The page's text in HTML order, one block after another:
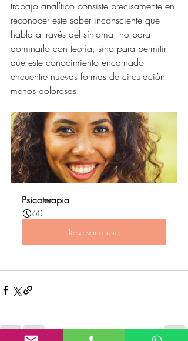
trabajo analítico consiste precisamente en
reconocer este saber inconsciente que
habla a través del síntoma, no para
dominarlo con teoría, sino para permitir
que este conocimiento encarnado
encuentre nuevas formas de circulación
menos dolorosas.
Psicoterapia
60
Reservar ahora